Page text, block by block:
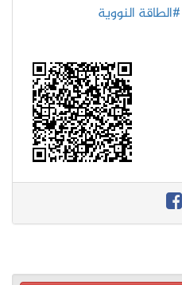
#الطاقة النووية